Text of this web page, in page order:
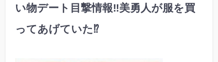
い物デート目撃情報‼︎美勇人が服を買
ってあげていた⁉︎